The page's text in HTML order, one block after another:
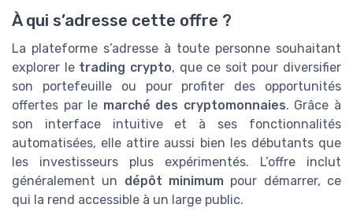
À qui s’adresse cette offre ?
La plateforme s’adresse à toute personne souhaitant
explorer le trading crypto, que ce soit pour diversifier
son portefeuille ou pour profiter des opportunités
offertes par le marché des cryptomonnaies. Grâce à
son interface intuitive et à ses fonctionnalités
automatisées, elle attire aussi bien les débutants que
les investisseurs plus expérimentés. L’offre inclut
généralement un dépôt minimum pour démarrer, ce
qui la rend accessible à un large public.